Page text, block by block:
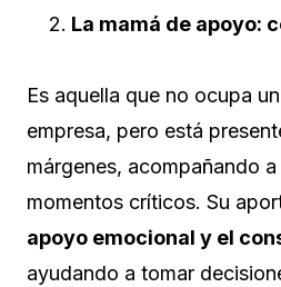
La mamá de apoyo:
Es aquella que no ocupa
empresa, pero está
márgenes, acompañando
momentos críticos. Su
apoyo emocional y el
ayudando a tomar